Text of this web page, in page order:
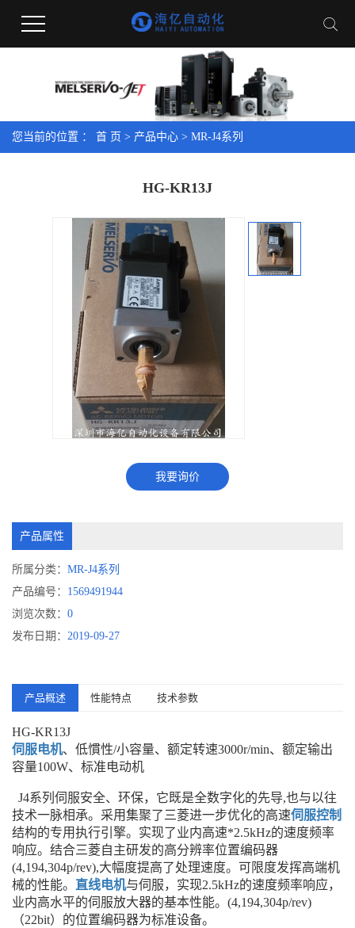
您当前的位置 ： 首 页 > 产品中心 > MR-J4系列
HG-KR13J
我要询价
产品属性
所属分类： MR-J4系列
产品编号： 1569491944
浏览次数： 0
发布日期： 2019-09-27
产品概述 性能特点 技术参数
HG-KR13J
伺服电机、低慣性/小容量、额定转速3000r/min、额定输出
容量100W、标准电动机
J4系列伺服安全、环保，它既是全数字化的先导,也与以往
技术一脉相承。采用集聚了三菱进一步优化的高速伺服控制
结构的专用执行引擎。实现了业内高速*2.5kHz的速度频率
响应。结合三菱自主研发的高分辨率位置编码器
(4,194,304p/rev),大幅度提高了处理速度。可限度发挥高端机
械的性能。 直线电机与伺服，实现2.5kHz的速度频率响应，
业内高水平的伺服放大器的基本性能。(4,194,304p/rev)
（22bit）的位置编码器为标准设备。